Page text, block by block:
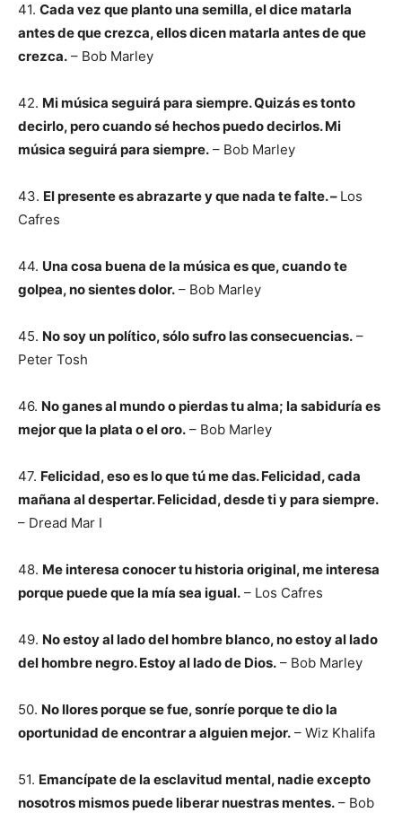
41. Cada vez que planto una semilla, el dice matarla
antes de que crezca, ellos dicen matarla antes de que
crezca. – Bob Marley
42. Mi música seguirá para siempre. Quizás es tonto
decirlo, pero cuando sé hechos puedo decirlos. Mi
música seguirá para siempre. – Bob Marley
43. El presente es abrazarte y que nada te falte. – Los
Cafres
44. Una cosa buena de la música es que, cuando te
golpea, no sientes dolor. – Bob Marley
45. No soy un político, sólo sufro las consecuencias. –
Peter Tosh
46. No ganes al mundo o pierdas tu alma; la sabiduría es
mejor que la plata o el oro. – Bob Marley
47. Felicidad, eso es lo que tú me das. Felicidad, cada
mañana al despertar. Felicidad, desde ti y para siempre.
– Dread Mar I
48. Me interesa conocer tu historia original, me interesa
porque puede que la mía sea igual. – Los Cafres
49. No estoy al lado del hombre blanco, no estoy al lado
del hombre negro. Estoy al lado de Dios. – Bob Marley
50. No llores porque se fue, sonríe porque te dio la
oportunidad de encontrar a alguien mejor. – Wiz Khalifa
51. Emancípate de la esclavitud mental, nadie excepto
nosotros mismos puede liberar nuestras mentes. – Bob